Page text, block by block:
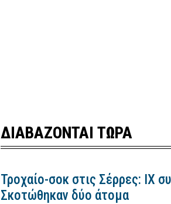
ΔΙΑΒΑΖΟΝΤΑΙ ΤΩΡΑ
Τροχαίο-σοκ στις Σέρρες: ΙΧ
Σκοτώθηκαν δύο άτομα